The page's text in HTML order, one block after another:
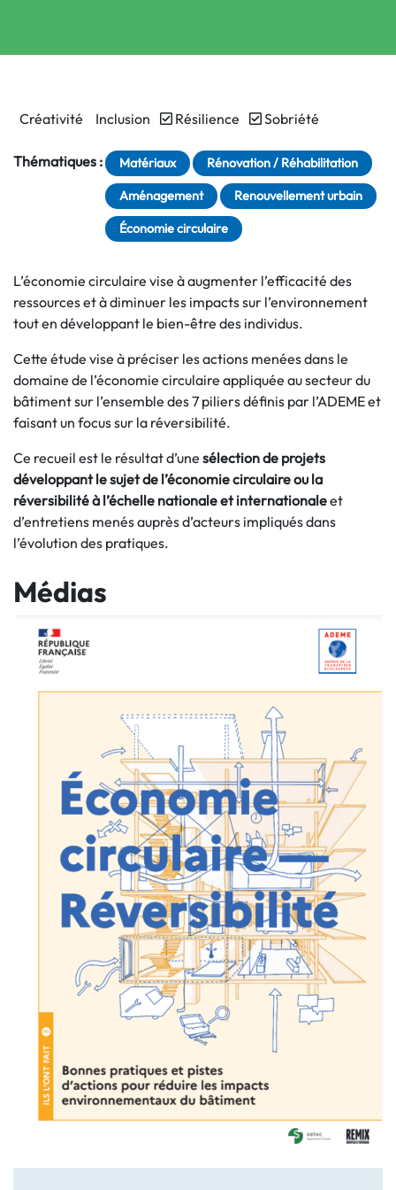
Créativité Inclusion Résilience Sobriété
Thématiques : Matériaux Rénovation / Réhabilitation
Aménagement Renouvellement urbain
Économie circulaire
L’économie circulaire vise à augmenter l’efficacité des
ressources et à diminuer les impacts sur l’environnement
tout en développant le bien-être des individus.
Cette étude vise à préciser les actions menées dans le
domaine de l’économie circulaire appliquée au secteur du
bâtiment sur l’ensemble des 7 piliers définis par l’ADEME et
faisant un focus sur la réversibilité.
Ce recueil est le résultat d’une sélection de projets
développant le sujet de l’économie circulaire ou la
réversibilité à l’échelle nationale et internationaleet
d’entretiens menés auprès d’acteurs impliqués dans
l’évolution des pratiques.
Médias